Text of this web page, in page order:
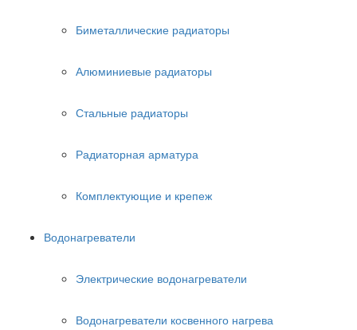
Биметаллические радиаторы
Алюминиевые радиаторы
Стальные радиаторы
Радиаторная арматура
Комплектующие и крепеж
Водонагреватели
Электрические водонагреватели
Водонагреватели косвенного нагрева